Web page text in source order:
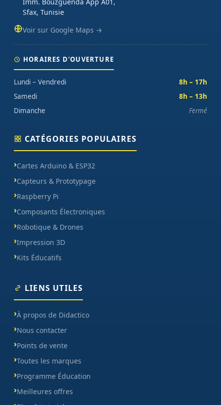
Sfax, Tunisie
Voir sur Google Maps →
HORAIRES D'OUVERTURE
Lundi – Vendredi
8h – 17h
Samedi
8h – 13h
Dimanche
Fermé
CATÉGORIES POPULAIRES
Cartes Arduino & ESP32
Capteurs & Prototypage
Raspberry Pi
Composants Électroniques
Robotique & Drones
Impression 3D
Kits Éducatifs
LIENS UTILES
À propos de Didactico
Nous contacter
Points de vente
Toutes les marques
Programme Éducation
Meilleures offres